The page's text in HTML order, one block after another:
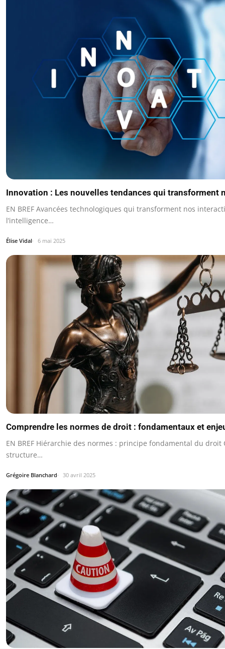
Innovation : Les nouvelles tendances qui transforment
EN BREF Avancées technologiques qui transforment nos
l’intelligence…
Élise Vidal 6 mai 2025
Comprendre les normes de droit : fondamentaux et
EN BREF Hiérarchie des normes : principe fondamental du droit
structure…
Grégoire Blanchard 30 avril 2025